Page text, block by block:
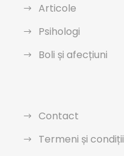
Articole
Psihologi
Boli și afecțiuni
Contact
Termeni și condiții